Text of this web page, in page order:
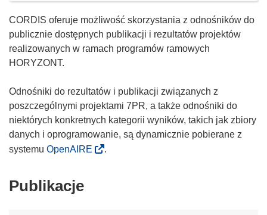
CORDIS oferuje możliwość skorzystania z odnośników do
publicznie dostępnych publikacji i rezultatów projektów
realizowanych w ramach programów ramowych
HORYZONT.
Odnośniki do rezultatów i publikacji związanych z
poszczególnymi projektami 7PR, a także odnośniki do
niektórych konkretnych kategorii wyników, takich jak zbiory
danych i oprogramowanie, są dynamicznie pobierane z
systemu OpenAIRE .
Publikacje